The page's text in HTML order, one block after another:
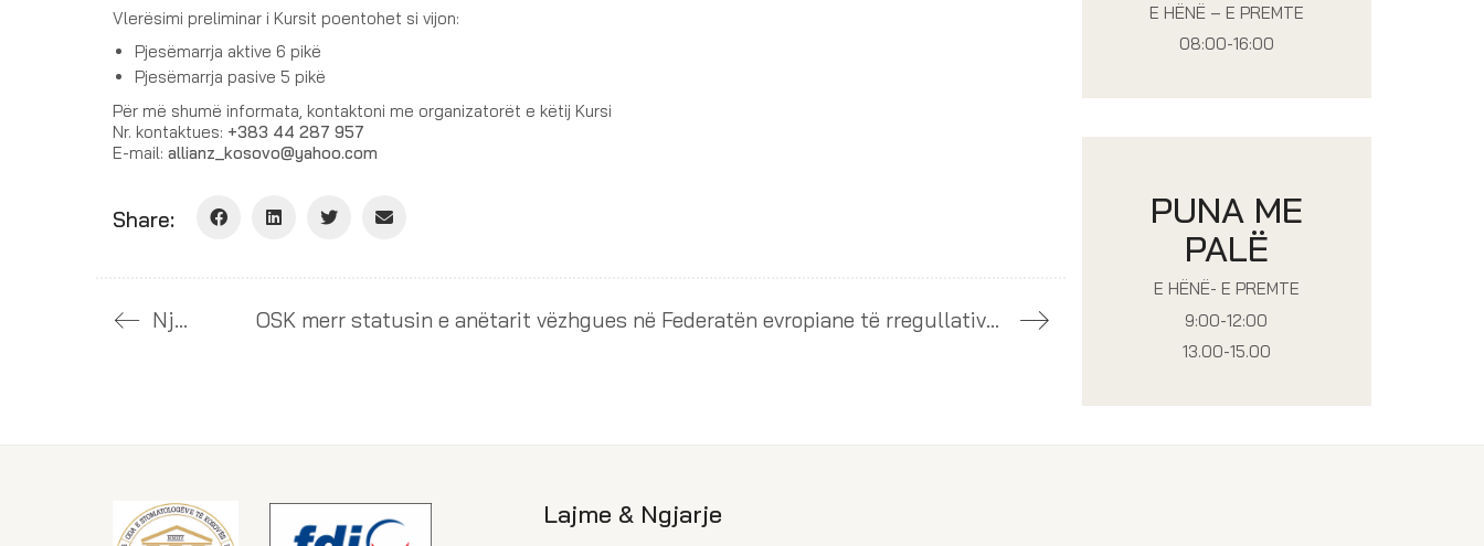
Vlerësimi preliminar i Kursit poentohet si vijon:
Pjesëmarrja aktive 6 pikë
Pjesëmarrja pasive 5 pikë
Për më shumë informata, kontaktoni me organizatorët e këtij Kursi
Nr. kontaktues: +383 44 287 957
E-mail: allianz_kosovo@yahoo.com
Share:
Njoftim OSK merr statusin e anëtarit vëzhgues në Federatën evropiane të rregullativave për stomatologji (FEDCAR)
E HËNË – E PREMTE
08:00-16:00
PUNA ME
PALË
E HËNË- E PREMTE
9:00-12:00
13.00-15.00
Lajme & Ngjarje